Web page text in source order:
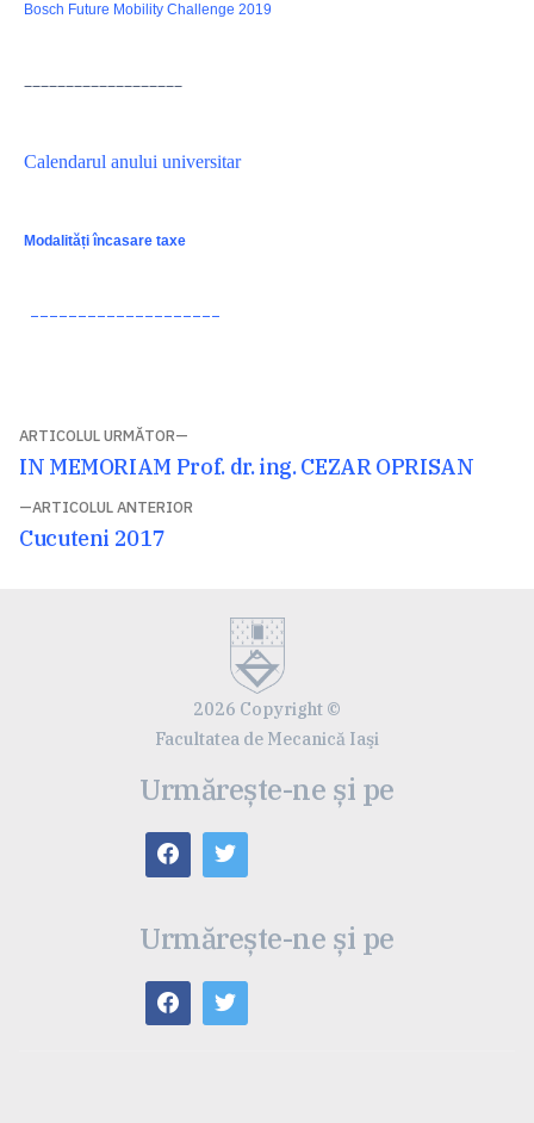
Bosch Future Mobility Challenge 2019
–––––––––––––––––––
Calendarul anului universitar
Modalități încasare taxe
––––––––––––––––––––
Navigare
în
articole
ARTICOLUL ANTERIOR
Articolul
Cucuteni 2017
ARTICOLUL URMĂTOR
Articolul
IN MEMORIAM Prof. dr. ing. CEZAR OPRISAN
2026 Copyright ©
Facultatea de Mecanică Iaşi
Urmărește-ne și pe
Urmărește-ne și pe